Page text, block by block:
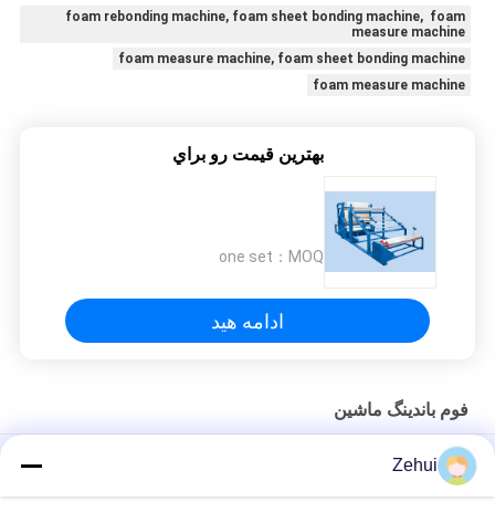
foam rebonding machine, foam sheet bonding machine, foam
measure machine
foam measure machine, foam sheet bonding machine
foam measure machine
بهترين قيمت رو براي
MOQ：
one set
ادامه هید
فوم باندینگ ماشین
Measuring length For Roll Sponge High Precision Coil Stock
Measure Machine
Zehui